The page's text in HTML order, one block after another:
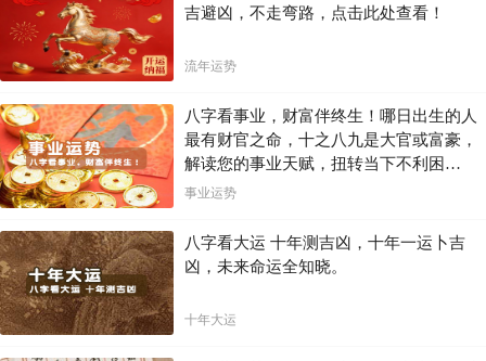
吉避凶，不走弯路，点击此处查看！
流年运势
八字看事业，财富伴终生！哪日出生的人
最有财官之命，十之八九是大官或富豪，
解读您的事业天赋，扭转当下不利困
局！！
事业运势
八字看大运 十年测吉凶，十年一运卜吉
凶，未来命运全知晓。
十年大运